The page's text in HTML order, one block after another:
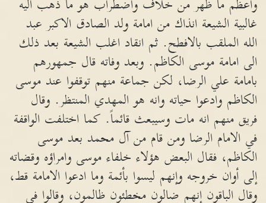
واعظم ما ظهر من خلاف واضطراب هو ما ذهب اليه
غالبية الشيعة انذاك من امامة ولد الصادق الاكبر عبد
الله الملقب بالافطح. ثم انقاد اغلب الشيعة بعد ذلك
الى امامة موسى الكاظم. وبعد وفاته قال جمهورهم
بامامة علي الرضا، لكن جماعة منهم توقفوا عند موسى
الكاظم وادعوا حياته وانه هو المهدي المنتظر. وقال
فريق منهم انه مات وسيبعث قائماً. كما اختلفت الواقفة
في الامام الرضا ومن قام من آل محمد بعد موسى
الكاظم، فقال البعض هؤلاء خلفاء موسى وامراؤه وقضاته
إلى أوان خروجه وإنهم ليسوا بأئمة وما ادعوا الامامة قط،
وقال الباقون إنهم ضالون مخطئون ظالمون، وقالوا في